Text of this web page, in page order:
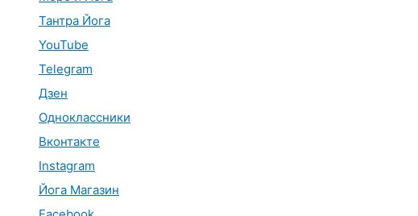
Тантра Йога
YouTube
Telegram
Дзен
Одноклассники
Вконтакте
Instagram
Йога Магазин